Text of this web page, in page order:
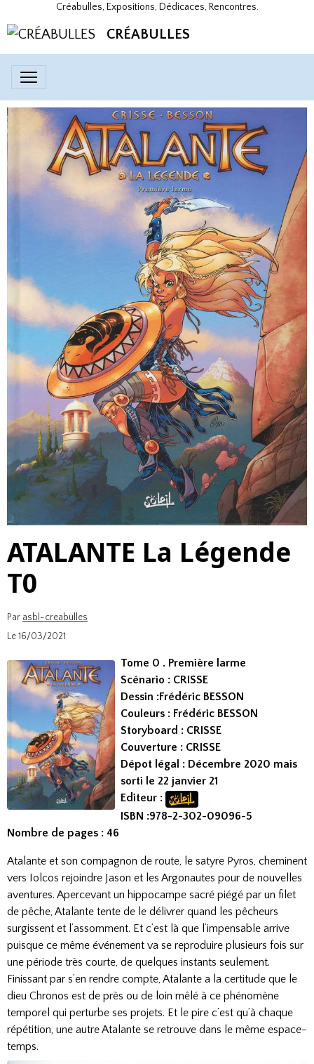
Créabulles, Expositions, Dédicaces, Rencontres.
CRÉABULLES
ATALANTE La Légende
T0
Par asbl-creabulles
Le 16/03/2021
Tome 0 . Première larme
Scénario : CRISSE
Dessin :Frédéric BESSON
Couleurs : Frédéric BESSON
Storyboard : CRISSE
Couverture : CRISSE
Dépot légal : Décembre 2020 mais
sorti le 22 janvier 21
Editeur :
ISBN :978-2-302-09096-5
Nombre de pages : 46
Atalante et son compagnon de route, le satyre Pyros, cheminent
vers Iolcos rejoindre Jason et les Argonautes pour de nouvelles
aventures. Apercevant un hippocampe sacré piégé par un filet
de pêche, Atalante tente de le délivrer quand les pêcheurs
surgissent et l’assomment. Et c’est là que l’impensable arrive
puisque ce même événement va se reproduire plusieurs fois sur
une période très courte, de quelques instants seulement.
Finissant par s’en rendre compte, Atalante a la certitude que le
dieu Chronos est de près ou de loin mêlé à ce phénomène
temporel qui perturbe ses projets. Et le pire c’est qu’à chaque
répétition, une autre Atalante se retrouve dans le même espace-
temps.